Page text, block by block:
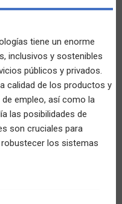
tiene un enorme
inclusivos y sostenibles
públicos y privados.
calidad de los productos y
empleo, así como la
las posibilidades de
son cruciales para
los sistemas